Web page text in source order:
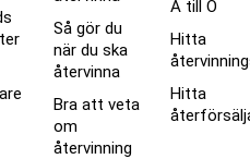
Så gör du
när du ska
återvinna
Bra att veta
om
återvinning
A till Ö
Hitta
Hitta